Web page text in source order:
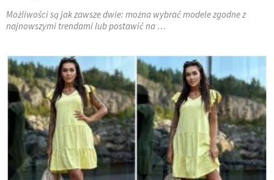
Możliwości są jak zawsze dwie: można wybrać modele zgodne z
najnowszymi trendami lub postawić na …